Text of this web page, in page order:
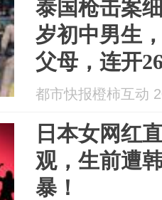
泰国枪击案
岁初中男生
父母，连开
都市快报橙柿互动
日本女网红
观，生前遭
暴！